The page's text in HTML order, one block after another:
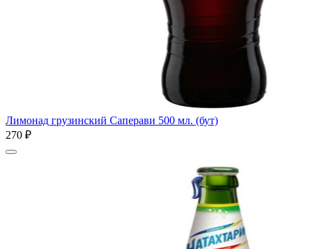
Лимонад грузинский Саперави 500 мл. (бут)
270 ₽